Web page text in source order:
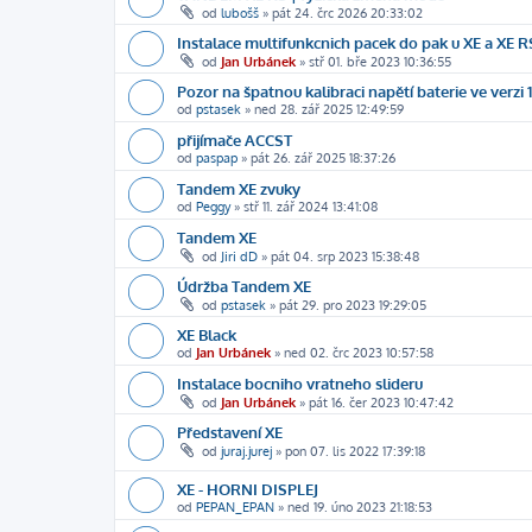
od lubošš » pát 24. črc 2026 20:33:02
Instalace multifunkcnich pacek do pak u XE a XE
od Jan Urbánek » stř 01. bře 2023 10:36:55
Pozor na špatnou kalibraci napětí baterie ve verzi
od pstasek » ned 28. zář 2025 12:49:59
přijímače ACCST
od paspap » pát 26. zář 2025 18:37:26
Tandem XE zvuky
od Peggy» stř 11. zář 2024 13:41:08
Tandem XE
od Jiri dD » pát 04. srp 2023 15:38:48
Údržba Tandem XE
od pstasek » pát 29. pro 2023 19:29:05
XE Black
od Jan Urbánek » ned 02. črc 2023 10:57:58
Instalace bocniho vratneho slideru
od Jan Urbánek » pát 16. čer 2023 10:47:42
Představení XE
od juraj.jurej » pon 07. lis 2022 17:39:18
XE - HORNI DISPLEJ
od PEPAN_EPAN » ned 19. úno 2023 21:18:53